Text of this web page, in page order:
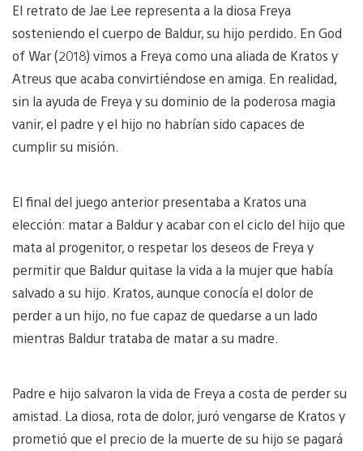
El retrato de Jae Lee representa a la diosa Freya
sosteniendo el cuerpo de Baldur, su hijo perdido. En God
of War (2018) vimos a Freya como una aliada de Kratos y
Atreus que acaba convirtiéndose en amiga. En realidad,
sin la ayuda de Freya y su dominio de la poderosa magia
vanir, el padre y el hijo no habrían sido capaces de
cumplir su misión.
El final del juego anterior presentaba a Kratos una
elección: matar a Baldur y acabar con el ciclo del hijo que
mata al progenitor, o respetar los deseos de Freya y
permitir que Baldur quitase la vida a la mujer que había
salvado a su hijo. Kratos, aunque conocía el dolor de
perder a un hijo, no fue capaz de quedarse a un lado
mientras Baldur trataba de matar a su madre.
Padre e hijo salvaron la vida de Freya a costa de perder su
amistad. La diosa, rota de dolor, juró vengarse de Kratos y
prometió que el precio de la muerte de su hijo se pagará